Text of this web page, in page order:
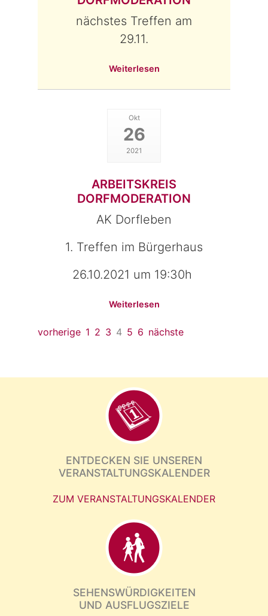
nächstes Treffen am
29.11.
Weiterlesen
Okt
26
2021
ARBEITSKREIS
DORFMODERATION
AK Dorfleben
1. Treffen im Bürgerhaus
26.10.2021 um 19:30h
Weiterlesen
vorherige 1 2 3 4 5 6 nächste
ENTDECKEN SIE UNSEREN
VERANSTALTUNGSKALENDER
ZUM VERANSTALTUNGSKALENDER
SEHENSWÜRDIGKEITEN
UND AUSFLUGSZIELE